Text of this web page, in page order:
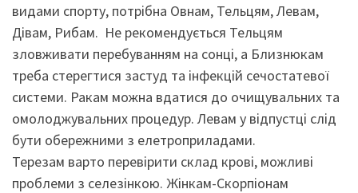
видами спорту, потрібна Овнам, Тельцям, Левам,
Дівам, Рибам. Не рекомендується Тельцям
зловживати перебуванням на сонці, а Близнюкам
треба стерегтися застуд та інфекцій сечостатевої
системи. Ракам можна вдатися до очищувальних та
омолоджувальних процедур. Левам у відпустці слід
бути обережними з елетроприладами.
Терезам варто перевірити склад крові, можливі
проблеми з селезінкою. Жінкам-Скорпіонам